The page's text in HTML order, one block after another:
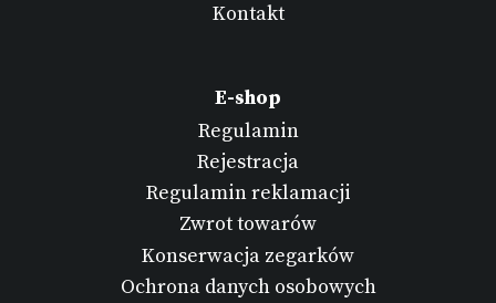
Kontakt
E-shop
Regulamin
Rejestracja
Regulamin reklamacji
Zwrot towarów
Konserwacja zegarków
Ochrona danych osobowych